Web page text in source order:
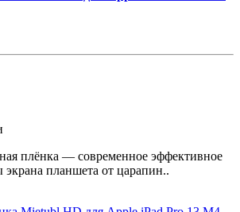
плёнка — современное эффективное
планшета от царапин..